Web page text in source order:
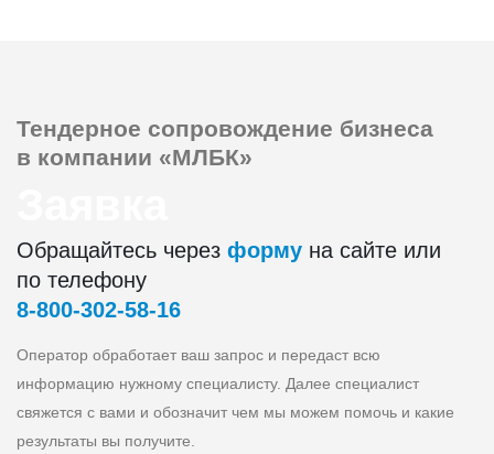
Тендерное сопровождение бизнеса
в компании «МЛБК»
Обращайтесь через форму на сайте или
по телефону
8‑800‑302‑58‑16
Оператор обработает ваш запрос и передаст всю
информацию нужному специалисту. Далее специалист
свяжется с вами и обозначит чем мы можем помочь и какие
результаты вы получите.